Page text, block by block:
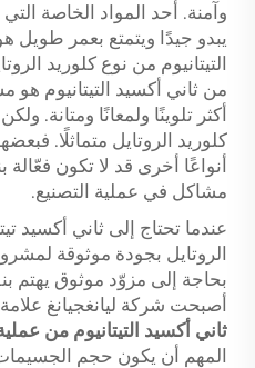
وآمنة. أحد المواد الخاصة
يبدو جيدًا ويتمتع بعمر طويل
التيتانيوم من نوع كلوريد
من ثاني أكسيد التيتانيوم
أكثر تلوينًا ولمعانًا ومتانة.
كلوريد الروتايل متماثلًا.
أنواعًا أخرى قد لا تكون
مشاكل في عملية التصنيع.
عندما تحتاج إلى ثاني أكسيد
الروتايل بجودة موثوقة
بحاجة إلى مزوّد موثوق يهتم
أصبحت شركة ليانغجيانغ
ثاني أكسيد التيتانيوم من
المهم أن يكون حجم